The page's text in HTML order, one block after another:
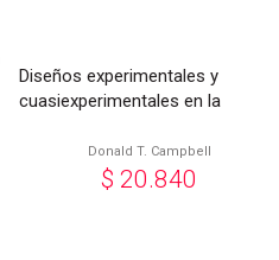
Diseños experimentales y
cuasiexperimentales en la
Donald T. Campbell
$ 20.840